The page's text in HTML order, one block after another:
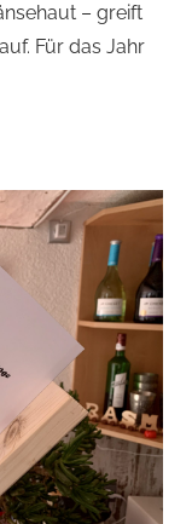
– greift
Für das Jahr